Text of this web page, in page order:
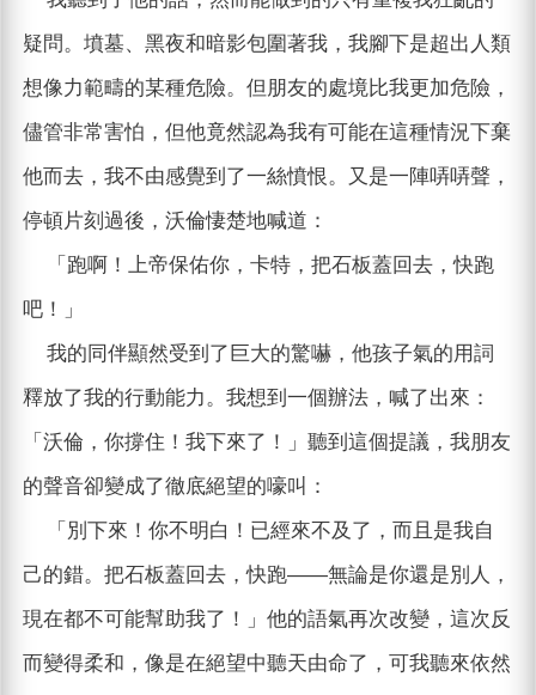
疑問。墳墓、黑夜和暗影包圍著我，我腳下是超出人類
想像力範疇的某種危險。但朋友的處境比我更加危險，
儘管非常害怕，但他竟然認為我有可能在這種情況下棄
他而去，我不由感覺到了一絲憤恨。又是一陣哢哢聲，
停頓片刻過後，沃倫悽楚地喊道：
「跑啊！上帝保佑你，卡特，把石板蓋回去，快跑
吧！」
我的同伴顯然受到了巨大的驚嚇，他孩子氣的用詞
釋放了我的行動能力。我想到一個辦法，喊了出來：
「沃倫，你撐住！我下來了！」聽到這個提議，我朋友
的聲音卻變成了徹底絕望的嚎叫：
「別下來！你不明白！已經來不及了，而且是我自
己的錯。把石板蓋回去，快跑——無論是你還是別人，
現在都不可能幫助我了！」他的語氣再次改變，這次反
而變得柔和，像是在絕望中聽天由命了，可我聽來依然